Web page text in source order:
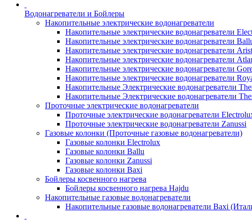
Водонагреватели и Бойлеры
Накопительные электрические водонагреватели
Накопительные электрические водонагреватели
Накопительные электрические водонагреватели
Накопительные электрические водонагреватели
Накопительные электрические водонагреватели
Накопительные электрические водонагреватели
Накопительные электрические водонагреватели
Накопительные Электрические водонагреватели
Накопительные Электрические водонагреватели
Проточные электрические водонагреватели
Проточные электрические водонагреватели
Проточные электрические водонагреватели Zanussi
Газовые колонки (Проточные газовые водонагреватели)
Газовые колонки Electrolux
Газовые колонки Ballu
Газовые колонки Zanussi
Газовые колонки Baxi
Бойлеры косвенного нагрева
Бойлеры косвенного нагрева Hajdu
Накопительные газовые водонагреватели
Накопительные газовые водонагреватели Baxi